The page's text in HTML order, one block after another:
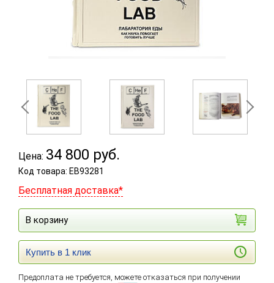
Цена: 34 800 руб.
Код товара: EB93281
Бесплатная доставка*
В корзину
Купить в 1 клик
Предоплата не требуется, можете отказаться при получении